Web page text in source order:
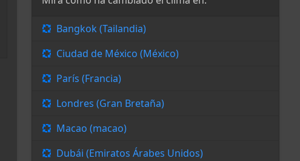
Bangkok (Tailandia)
Ciudad de México (México)
París (Francia)
Londres (Gran Bretaña)
Macao (macao)
Dubái (Emiratos Árabes Unidos)